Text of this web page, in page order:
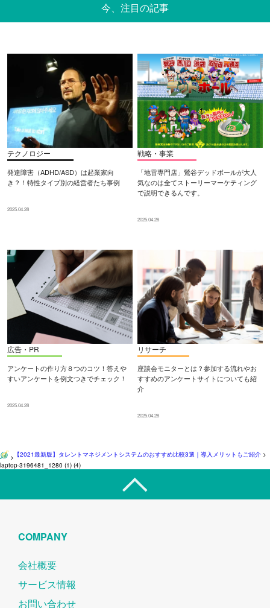
今、注目の記事
テクノロジー
発達障害（ADHD/ASD）は起業家向
き？！特性タイプ別の経営者たち事例
2025.04.28
戦略・事業
「地雷専門店」鶯谷デッドボールが大人
気なのは全てストーリーマーケティング
で説明できるんです。
2025.04.28
広告・PR
アンケートの作り方８つのコツ！答えや
すいアンケートを例文つきでチェック！
2025.04.28
リサーチ
座談会モニターとは？参加する流れやお
すすめのアンケートサイトについても紹
介
2025.04.28
> 【2021最新版】タレントマネジメントシステムのおすすめ比較3選｜導入メリットもご紹介>
laptop-3196481_1280 (1) (4)
COMPANY
会社概要
サービス情報
お問い合わせ